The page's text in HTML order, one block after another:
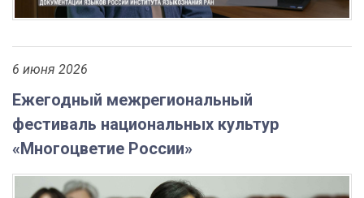
6 июня 2026
Ежегодный межрегиональный
фестиваль национальных культур
«Многоцветие России»